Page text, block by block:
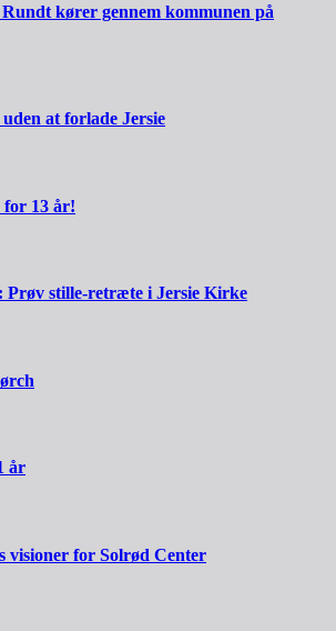
kører gennem kommunen på
at forlade Jersie
for 13 år!
Prøv stille-retræte i Jersie Kirke
år
visioner for Solrød Center